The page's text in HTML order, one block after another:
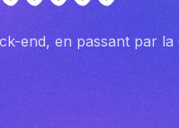
end, en passant par